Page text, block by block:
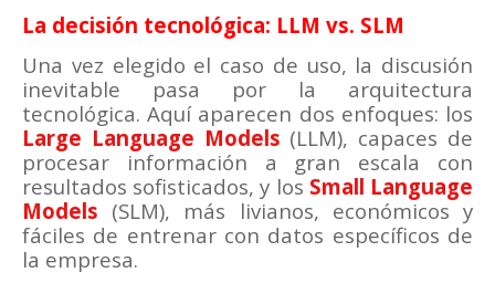
La decisión tecnológica: LLM vs. SLM
Una vez elegido el caso de uso, la discusión
inevitable pasa por la arquitectura
tecnológica. Aquí aparecen dos enfoques: los
Large Language Models (LLM), capaces de
procesar información a gran escala con
resultados sofisticados, y los Small Language
Models (SLM), más livianos, económicos y
fáciles de entrenar con datos específicos de
la empresa.